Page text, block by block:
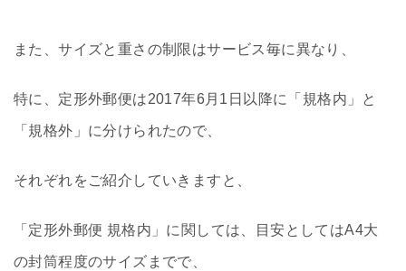
また、サイズと重さの制限はサービス毎に異なり、
特に、定形外郵便は2017年6月1日以降に「規格内」と
「規格外」に分けられたので、
それぞれをご紹介していきますと、
「定形外郵便 規格内」に関しては、目安としてはA4大
の封筒程度のサイズまでで、